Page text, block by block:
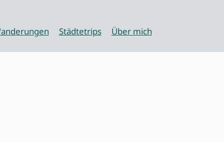
Städtetrips Über mich